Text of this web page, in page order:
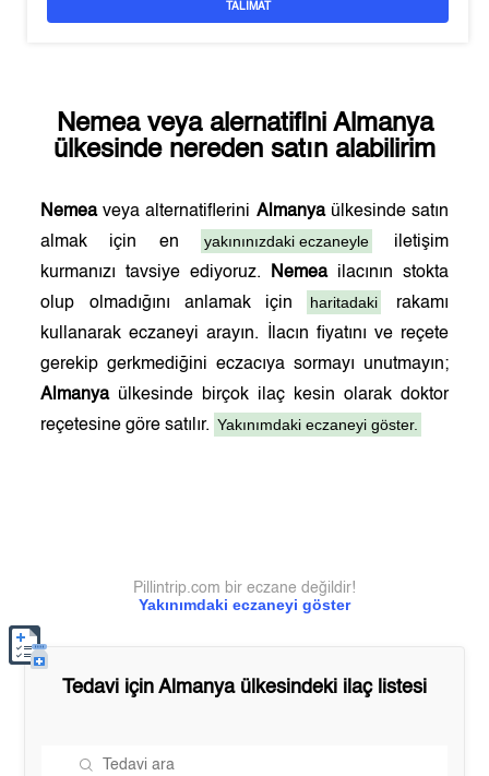
TALIMAT
Nemeaveya alernatifini Almanya
ülkesinde nereden satın alabilirim
Nemeaveya alternatiflerini Almanyaülkesinde satın
almak için en
yakınınızdaki eczaneyle
iletişim
kurmanızı tavsiye ediyoruz.
Nemeailacının stokta
olup olmadığını anlamak için
haritadaki
rakamı
kullanarak eczaneyi arayın. İlacın fiyatını ve reçete
gerekip gerkmediğini eczacıya sormayı unutmayın;
Almanyaülkesinde birçok ilaç kesin olarak doktor
reçetesine göre satılır. Yakınımdaki eczaneyi göster.
Yakınımdaki eczaneyi göster
Pillintrip.com bir eczane değildir!
Tedavi için Almanyaülkesindeki ilaç listesi